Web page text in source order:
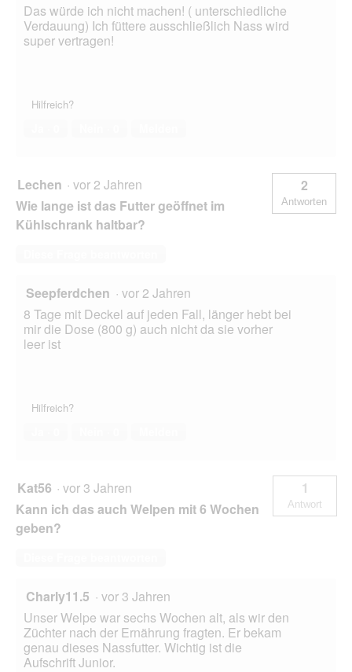
Das würde ich nicht machen! ( unterschiedliche
Verdauung) Ich füttere ausschließlich Nass wird
super vertragen!
Hilfreich?
Lechen · vor 2 Jahren
Wie lange ist das Futter geöffnet im
Kühlschrank haltbar?
2
Antworten
Seepferdchen · vor 2 Jahren
8 Tage mit Deckel auf jeden Fall, länger hebt bei
mir die Dose (800 g) auch nicht da sie vorher
leer ist
Hilfreich?
Kat56 · vor 3 Jahren
Kann ich das auch Welpen mit 6 Wochen
geben?
1
Antwort
Charly11.5 · vor 3 Jahren
Unser Welpe war sechs Wochen alt, als wir den
Züchter nach der Ernährung fragten. Er bekam
genau dieses Nassfutter. Wichtig ist die
Aufschrift Junior.